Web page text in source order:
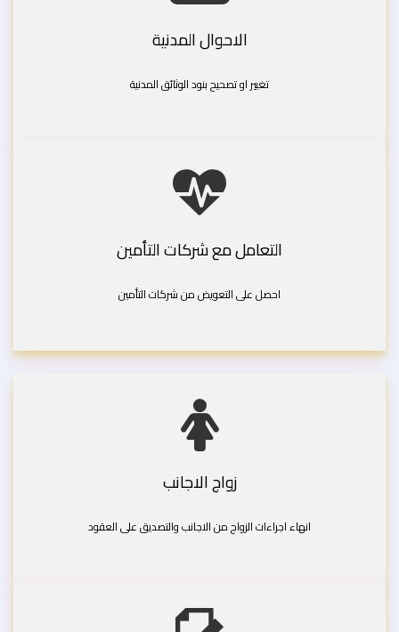
الاحوال المدنية
تغيير او تصحيح بنود الوثائق المدنية
التعامل مع شركات التأمين
احصل على التعويض من شركات التأمين
زواج الاجانب
انهاء اجراءات الزواج من الاجانب والتصديق على العقود